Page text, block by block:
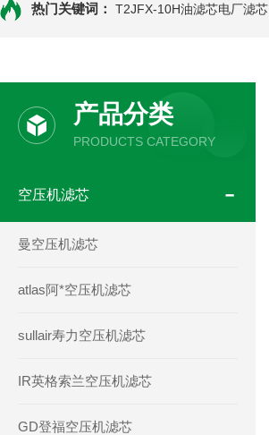
热门关键词： T2JFX-10H油滤芯电厂滤芯
产品分类
PRODUCTS CATEGORY
空压机滤芯
曼空压机滤芯
atlas阿*空压机滤芯
sullair寿力空压机滤芯
IR英格索兰空压机滤芯
GD登福空压机滤芯